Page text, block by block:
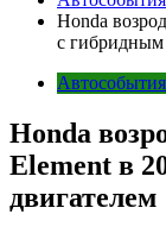
Honda
с гибридным
Автособытия
Honda
Element в
двигателем